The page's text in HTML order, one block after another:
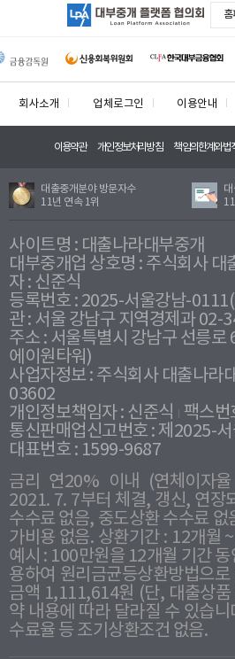
홈
회사소개 업체로그인 이용안내
이용약관 개인정보처리방침 책임의한계와법
대출중개분야 방문자수
11년 연속 1위
대
사이트명 : 대출나라대부중개
대부중개업 상호명 : 주식회사 대
자 : 신준식
등록번호 : 2025-서울강남-
관 : 서울 강남구 지역경제과 02-
주소 : 서울특별시 강남구 선릉로
에이원타워)
사업자정보 : 주식회사 대출나라
03602
개인정보책임자 : 신준식
팩스
통신판매업신고번호 : 제2025-
대표번호 : 1599-9687
금리 연20% 이내 (연체이자
2021. 7. 7부터 체결, 갱신, 연장
수수료 없음, 중도상환 수수료
가비용 없음. 상환기간 : 12개월
예시 : 100만원을 12개월 기간
용하여 원리금균등상환방법으
금액 1,111,614원 (단, 대출상품
약 내용에 따라 달라질 수 있습
수료율 등 조기상환조건 없음.